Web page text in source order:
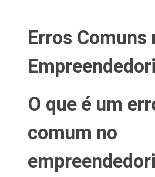
Erros Comuns
O que é um
comum no